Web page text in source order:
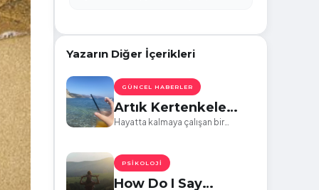
Yazarın Diğer İçerikleri
GÜNCEL HABERLER
Artık Kertenkele
Olmak İstemiyorum
Hayatta kalmaya çalışan bir
PSIKOLOJI
How Do I Say